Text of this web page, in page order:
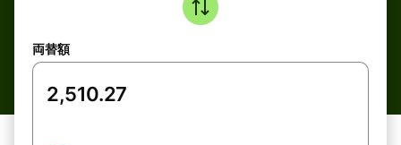
両替額